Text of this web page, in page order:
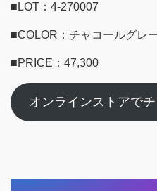
■LOT：4-270007
■COLOR：チャコールグレ
■PRICE：47,300
オンラインストアで